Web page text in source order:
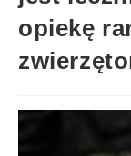
opiekę